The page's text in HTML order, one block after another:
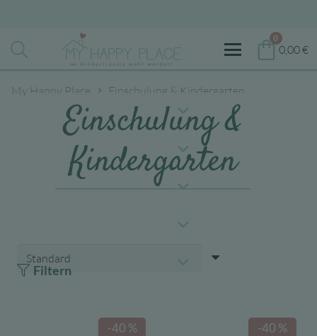
0
0,00€
My Happy Place Einschulung & Kindergarten
Einschulung &
Kindergarten
Filtern
-40 % -40 %